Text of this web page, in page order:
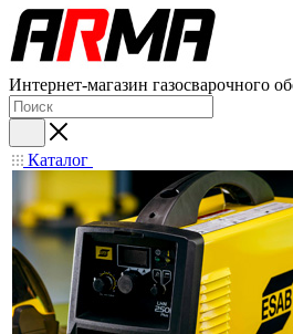
Интернет-магазин газосварочного
Каталог